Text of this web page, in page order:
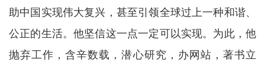
助中国实现伟大复兴，甚至引领全球过上一种和谐、
公正的生活。他坚信这一点一定可以实现。为此，他
抛弃工作，含辛数载，潜心研究，办网站，著书立